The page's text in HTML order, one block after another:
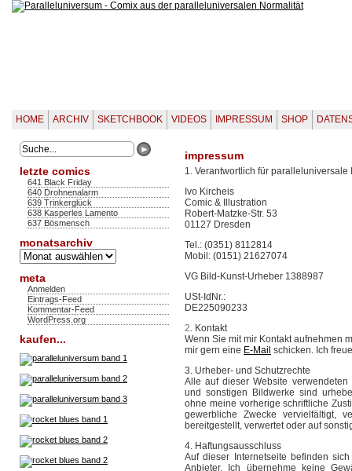
HOME ARCHIV SKETCHBOOK VIDEOS IMPRESSUM SHOP
letzte comics
641 Black Friday
640 Drohnenalarm
639 Trinkerglück
638 Kasperles Lamento
637 Bösmensch
monatsarchiv
Monatsarchiv
meta
Anmelden
Eintrags-Feed
Kommentar-Feed
WordPress.org
kaufen...
impressum
1. Verantwortlich für
Ivo Kircheis
Comic & Illustration
Robert-Matzke-Str. 53
01127 Dresden
Tel.: (0351) 8112814
Mobil: (0151) 21627074
VG Bild-Kunst-Urheber 1388987
USt-IdNr.:
DE225090233
2. Kontakt
Wenn Sie mit mir Kontakt aufnehmen
mir gern eine E-Mail schicken. Ich
3. Urheber- und Schutzrechte
Alle auf dieser Website verwendeten
und sonstigen Bildwerke sind
ohne meine vorherige schriftliche
gewerbliche Zwecke vervielfältigt,
bereitgestellt, verwertet oder auf
4. Haftungsausschluss
Auf dieser Internetseite befinden
Anbieter. Ich übernehme keine